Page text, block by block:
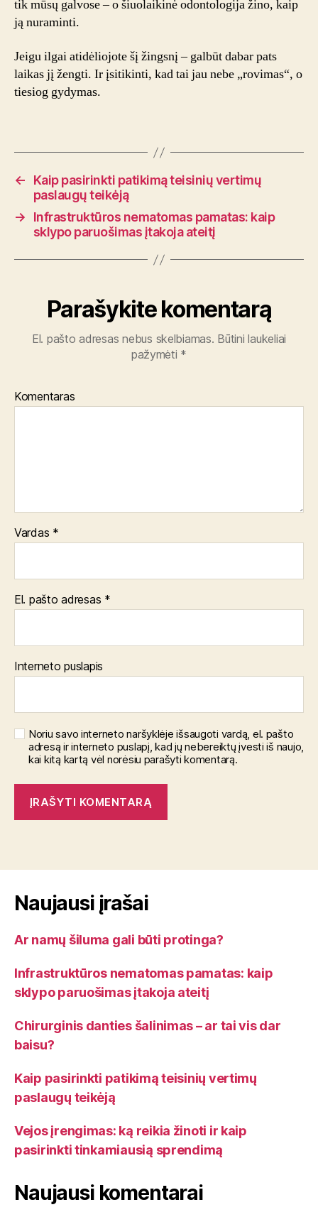
tik mūsų galvose – o šiuolaikinė odontologija žino, kaip
ją nuraminti.
Jeigu ilgai atidėliojote šį žingsnį – galbūt dabar pats
laikas jį žengti. Ir įsitikinti, kad tai jau nebe „rovimas“, o
tiesiog gydymas.
←
Kaip pasirinkti patikimą teisinių vertimų
paslaugų teikėją
→
Infrastruktūros nematomas pamatas: kaip
sklypo paruošimas įtakoja ateitį
Parašykite komentarą
El. pašto adresas nebus skelbiamas. Būtini laukeliai
pažymėti *
Komentaras
Vardas *
El. pašto adresas *
Interneto puslapis
Noriu savo interneto naršyklėje išsaugoti vardą, el. pašto
adresą ir interneto puslapį, kad jų nebereiktų įvesti iš naujo,
kai kitą kartą vėl norėsiu parašyti komentarą.
Naujausi įrašai
Ar namų šiluma gali būti protinga?
Infrastruktūros nematomas pamatas: kaip
sklypo paruošimas įtakoja ateitį
Chirurginis danties šalinimas – ar tai vis dar
baisu?
Kaip pasirinkti patikimą teisinių vertimų
paslaugų teikėją
Vejos įrengimas: ką reikia žinoti ir kaip
pasirinkti tinkamiausią sprendimą
Naujausi komentarai